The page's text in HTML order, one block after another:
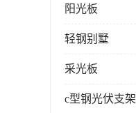
阳光板
轻钢别墅
采光板
c型钢光伏支架